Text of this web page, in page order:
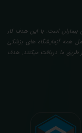
است. با این هدف کار
جامع شامل همه آزمایشگاه های پزشکی
طریق ما دریافت میکنند. هدف
تفسیر، استخراج حداکثر
دقیقتر، کاربردی، قابل
تر برای تبدیل شدن به